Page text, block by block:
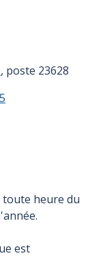
, poste 23628
toute heure du
est